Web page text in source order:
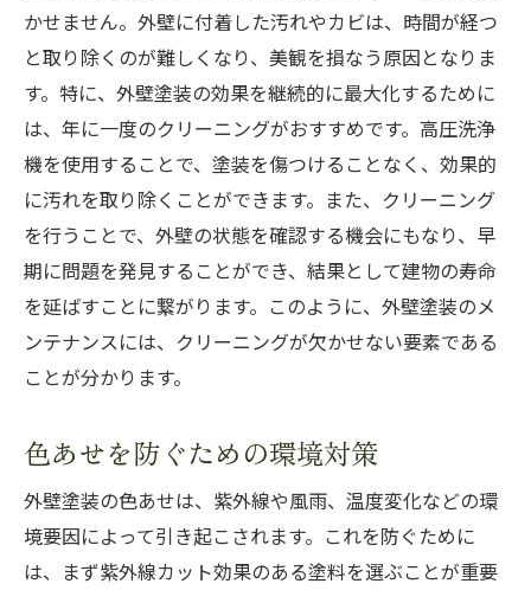
かせません。外壁に付着した汚れやカビは、時間が経つ
と取り除くのが難しくなり、美観を損なう原因となりま
す。特に、外壁塗装の効果を継続的に最大化するために
は、年に一度のクリーニングがおすすめです。高圧洗浄
機を使用することで、塗装を傷つけることなく、効果的
に汚れを取り除くことができます。また、クリーニング
を行うことで、外壁の状態を確認する機会にもなり、早
期に問題を発見することができ、結果として建物の寿命
を延ばすことに繋がります。このように、外壁塗装のメ
ンテナンスには、クリーニングが欠かせない要素である
ことが分かります。
色あせを防ぐための環境対策
外壁塗装の色あせは、紫外線や風雨、温度変化などの環
境要因によって引き起こされます。これを防ぐために
は、まず紫外線カット効果のある塗料を選ぶことが重要